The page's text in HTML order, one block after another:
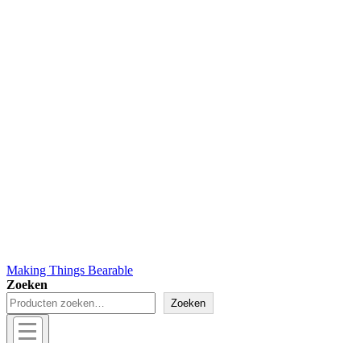
Making Things Bearable
Zoeken
Zoeken
Hoofd
navigatie